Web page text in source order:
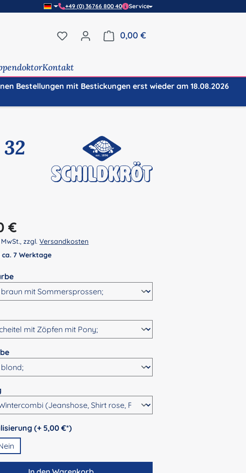
+49 (0) 36766 800 40 Service
Du hast 0 Produkte auf dem Merkzettel
0,00 €
Kontakt
Bestellungen mit Bestickungen erst wieder am 18.08.2026
Preis:
€
zzgl.Versandkosten
7 Werktage
auswählen
auswählen
auswählen
Personalisierung (+ 5,00 €*)auswählen